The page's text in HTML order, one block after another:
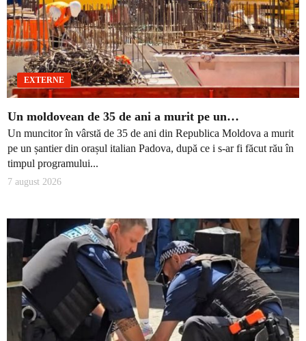
EXTERNE
Un moldovean de 35 de ani a murit pe un…
Un muncitor în vârstă de 35 de ani din Republica Moldova a murit
pe un șantier din orașul italian Padova, după ce i s-ar fi făcut rău în
timpul programului...
7 august 2026